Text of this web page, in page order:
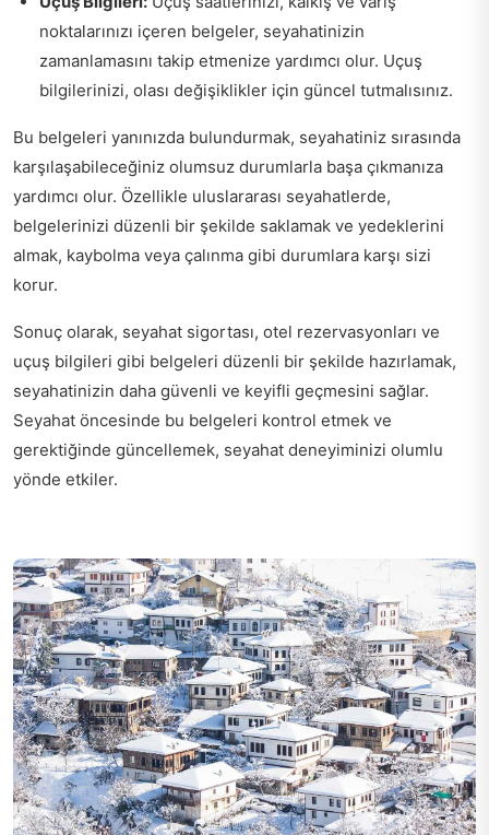
noktalarınızı içeren belgeler, seyahatinizin
zamanlamasını takip etmenize yardımcı olur. Uçuş
bilgilerinizi, olası değişiklikler için güncel tutmalısınız.
Bu belgeleri yanınızda bulundurmak, seyahatiniz sırasında
karşılaşabileceğiniz olumsuz durumlarla başa çıkmanıza
yardımcı olur. Özellikle uluslararası seyahatlerde,
belgelerinizi düzenli bir şekilde saklamak ve yedeklerini
almak, kaybolma veya çalınma gibi durumlara karşı sizi
korur.
Sonuç olarak, seyahat sigortası, otel rezervasyonları ve
uçuş bilgileri gibi belgeleri düzenli bir şekilde hazırlamak,
seyahatinizin daha güvenli ve keyifli geçmesini sağlar.
Seyahat öncesinde bu belgeleri kontrol etmek ve
gerektiğinde güncellemek, seyahat deneyiminizi olumlu
yönde etkiler.